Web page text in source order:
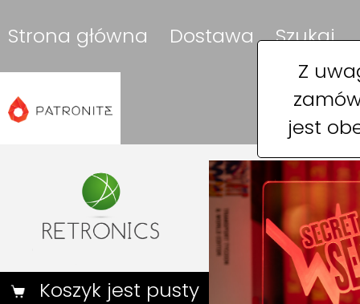
Z
jest
Strona główna Dostawa Szukaj
Koszyk jest pusty